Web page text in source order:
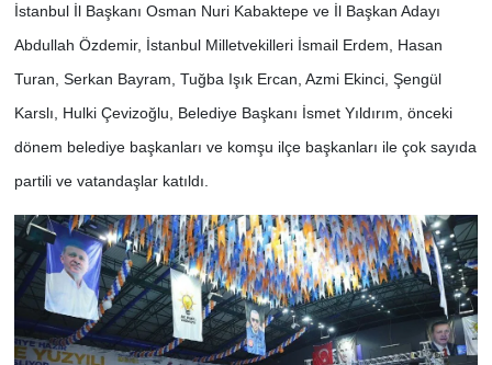
İstanbul İl Başkanı Osman Nuri Kabaktepe ve İl Başkan Adayı
Abdullah Özdemir, İstanbul Milletvekilleri İsmail Erdem, Hasan
Turan, Serkan Bayram, Tuğba Işık Ercan, Azmi Ekinci, Şengül
Karslı, Hulki Çevizoğlu, Belediye Başkanı İsmet Yıldırım, önceki
dönem belediye başkanları ve komşu ilçe başkanları ile çok sayıda
partili ve vatandaşlar katıldı.